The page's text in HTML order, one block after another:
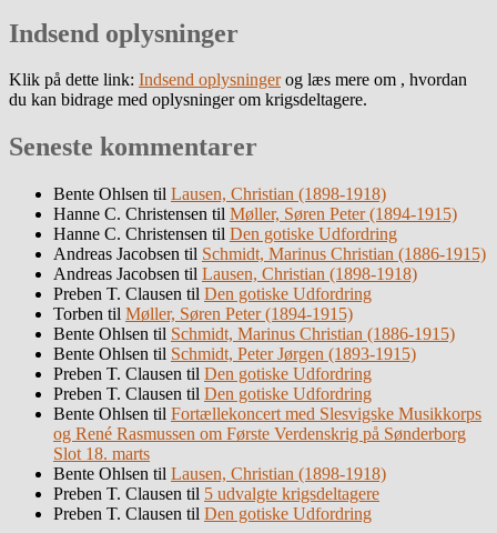
Indsend oplysninger
Klik på dette link: Indsend oplysningerog læs mere om , hvordan
du kan bidrage med oplysninger om krigsdeltagere.
Seneste kommentarer
Bente Ohlsen til Lausen, Christian (1898-1918)
Hanne C. Christensen til Møller, Søren Peter (1894-1915)
Hanne C. Christensen til Den gotiske Udfordring
Andreas Jacobsen til Schmidt, Marinus Christian (1886-1915)
Andreas Jacobsen til Lausen, Christian (1898-1918)
Preben T. Clausen til Den gotiske Udfordring
Torben til Møller, Søren Peter (1894-1915)
Bente Ohlsen til Schmidt, Marinus Christian (1886-1915)
Bente Ohlsen til Schmidt, Peter Jørgen (1893-1915)
Preben T. Clausen til Den gotiske Udfordring
Preben T. Clausen til Den gotiske Udfordring
Bente Ohlsen til Fortællekoncert med Slesvigske Musikkorps
og René Rasmussen om Første Verdenskrig på Sønderborg
Slot 18. marts
Bente Ohlsen til Lausen, Christian (1898-1918)
Preben T. Clausen til 5 udvalgte krigsdeltagere
Preben T. Clausen til Den gotiske Udfordring